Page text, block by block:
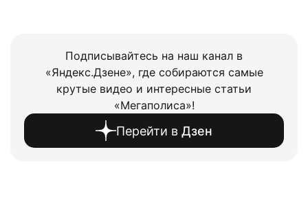
Подписывайтесь на наш канал в
«Яндекс.Дзене», где собираются самые
крутые видео и интересные статьи
«Мегаполиса»!
Перейти в Дзен